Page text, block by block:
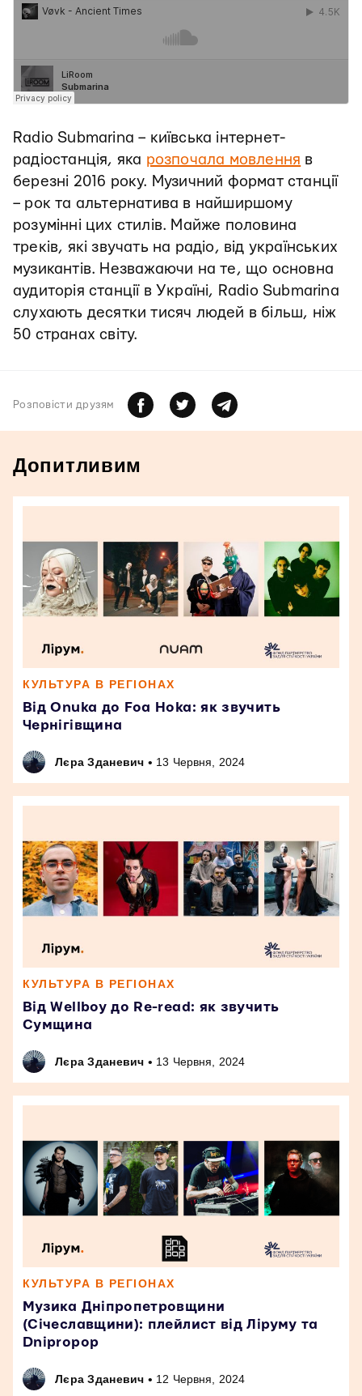
Radio Submarina – київська інтернет-
радіостанція, яка розпочала мовлення в
березні 2016 року. Музичний формат станції
– рок та альтернатива в найширшому
розумінні цих стилів. Майже половина
треків, які звучать на радіо, від українських
музикантів. Незважаючи на те, що основна
аудиторія станції в Україні, Radio Submarina
слухають десятки тисяч людей в більш, ніж
50 странах світу.
Розповiсти друзям
Допитливим
КУЛЬТУРА В РЕГІОНАХ
Від Onuka до Foa Hoka: як звучить
Чернігівщина
Лєра Зданевич • 13 Червня, 2024
КУЛЬТУРА В РЕГІОНАХ
Від Wellboy до Re-read: як звучить
Сумщина
Лєра Зданевич • 13 Червня, 2024
КУЛЬТУРА В РЕГІОНАХ
Музика Дніпропетровщини
(Січеславщини): плейлист від Ліруму та
Dnipropop
Лєра Зданевич • 12 Червня, 2024